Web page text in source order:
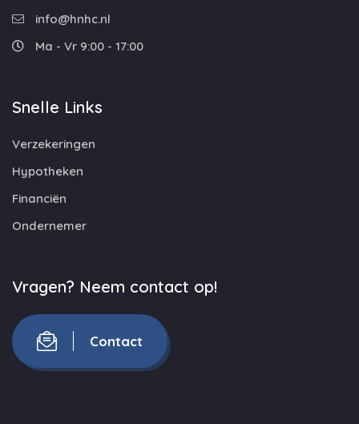
info@hnhc.nl
Ma - Vr 9:00 - 17:00
Snelle Links
Verzekeringen
Hypotheken
Financiën
Ondernemer
Vragen? Neem contact op!
Contact